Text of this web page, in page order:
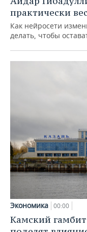
практически
Как нейросети
делать, чтобы
Экономика 00:00
Камский